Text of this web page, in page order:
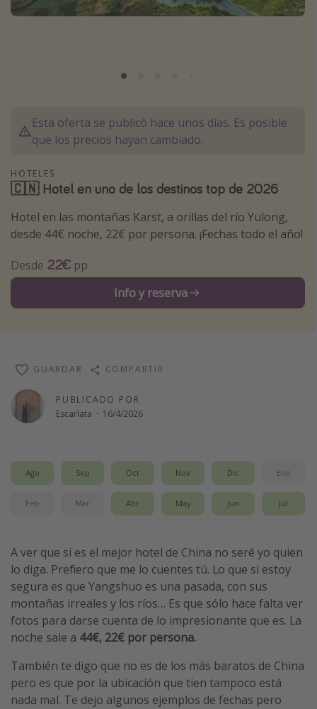
Marruecos
Albania
Inspiración para viajes
Camping
Glamping
Viajar sola como mujer
Ofertas para Vacaciones Activas
Viajes en familia
Más temas
Cruceros por el Mediterráneo
Hoteles más hot de España
Guía de equipaje de mano
Viaja con musicales
El Rey León el musical
Harry Potter en Londres y otros destinos
Eventos deportivos
Esta oferta se publicó hace unos días. Es posible
que los precios hayan cambiado.
HOTELES
🇨🇳 Hotel en uno de los destinos top de 2026
Hotel en las montañas Karst, a orillas del río Yulong,
desde 44€ noche, 22€ por persona. ¡Fechas todo el año!
Desde 22€ pp
Info y reserva
PUBLICADO POR
Escarlata · 16/4/2026
GUARDAR COMPARTIR
Ago Sep Oct Nov Dic Ene
Feb Mar Abr May Jun Jul
A ver que si es el mejor hotel de China no seré yo quien
lo diga. Prefiero que me lo cuentes tú. Lo que si estoy
segura es que Yangshuo es una pasada, con sus
montañas irreales y los ríos… Es que sólo hace falta ver
fotos para darse cuenta de lo impresionante que es. La
noche sale a 44€, 22€ por persona.
También te digo que no es de los más baratos de China
pero es que por la ubicación que tien tampoco está
nada mal. Te dejo algunos ejemplos de fechas pero